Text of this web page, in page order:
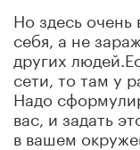
Но здесь
себя, а не
других
сети, то там у
Надо
вас, и задать
в вашем